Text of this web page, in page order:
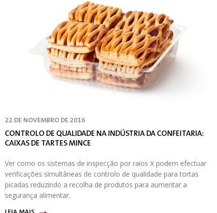
22 DE NOVEMBRO DE 2016
CONTROLO DE QUALIDADE NA INDÚSTRIA DA CONFEITARIA:
CAIXAS DE TARTES MINCE
Ver como os sistemas de inspecção por raios X podem efectuar
verificações simultâneas de controlo de qualidade para tortas
picadas reduzindo a recolha de produtos para aumentar a
segurança alimentar.